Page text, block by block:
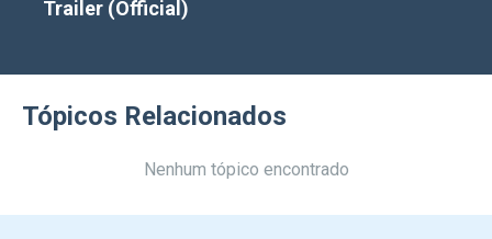
Trailer (Official)
Tópicos Relacionados
Nenhum tópico encontrado